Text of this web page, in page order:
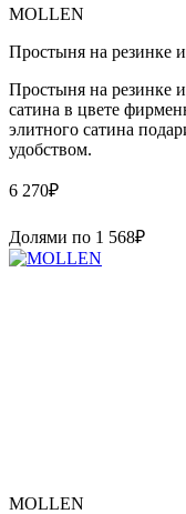
MOLLEN
Простыня на резинке
Простыня на резинке
сатина в цвете
элитного сатина
удобством.
6 270₽
Долями по 1 568₽
MOLLEN